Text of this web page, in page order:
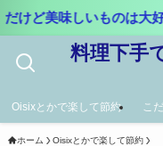
ものは大好きだし、ち
料理下手
Oisixとかで楽して節約 こ
ホーム Oisixとかで楽して節約